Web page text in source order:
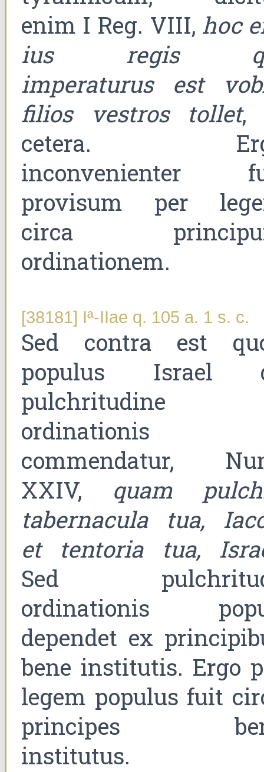
enim I Reg. VIII, hoc
ius regis
imperaturus est
filios vestros tollet,
cetera.
inconvenienter
provisum per
circa
ordinationem.
[38181] Iª-IIae q. 105 a. 1 s. c.
Sed contra est
populus Israel
pulchritudine
ordinationis
commendatur,
XXIV, quam
tabernacula tua,
et tentoria tua,
Sed
ordinationis
dependet ex
bene institutis. Ergo
legem populus fuit
principes
institutus.